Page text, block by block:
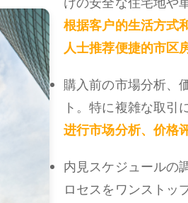
根据客户的生活方式
人士推荐便捷的市区
購入前の市場分析、
ト。特に複雑な取引
进行市场分析、价格
内見スケジュールの
ロセスをワンストッ